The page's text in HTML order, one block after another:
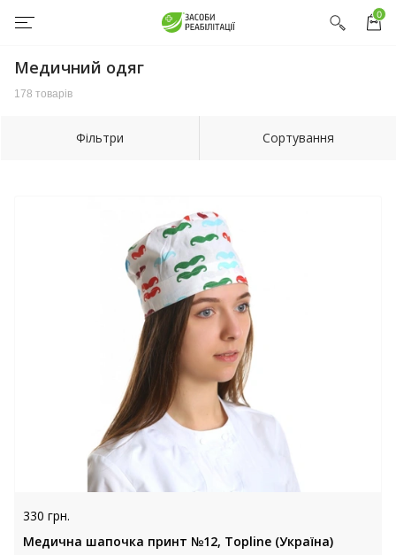
0
Медичний одяг
178 товарів
Фільтри Сортування
330 грн.
Медична шапочка принт №12, Topline (Україна)